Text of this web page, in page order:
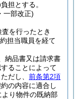
担とする。
一部改正)
を行ったとき
担当職員を経て
納品書又は請求書
ることによって
ただし、 前条第2項
の内容に適合し
より物件の既納部